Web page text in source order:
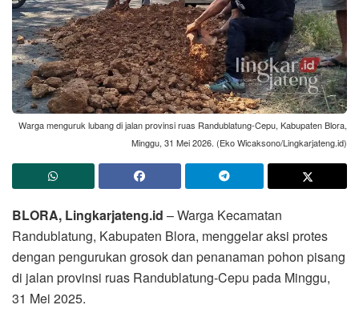
Warga menguruk lubang di jalan provinsi ruas Randublatung-Cepu, Kabupaten Blora,
Minggu, 31 Mei 2026. (Eko Wicaksono/Lingkarjateng.id)
BLORA, Lingkarjateng.id – Warga Kecamatan
Randublatung, Kabupaten Blora, menggelar aksi protes
dengan pengurukan grosok dan penanaman pohon pisang
di jalan provinsi ruas Randublatung-Cepu pada Minggu,
31 Mei 2025.